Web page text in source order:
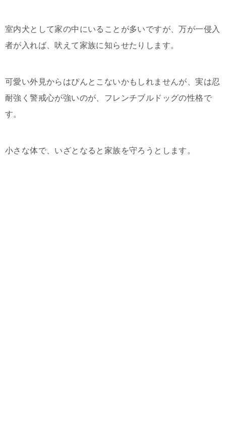
室内犬として家の中にいることが多いですが、万が一侵入
者が入れば、吠えて家族に知らせたりします。
可愛い外見からはぴんとこないかもしれませんが、実は忍
耐強く警戒心が強いのが、フレンチブルドッグの性格で
す。
小さな体で、いざとなると家族を守ろうとします。